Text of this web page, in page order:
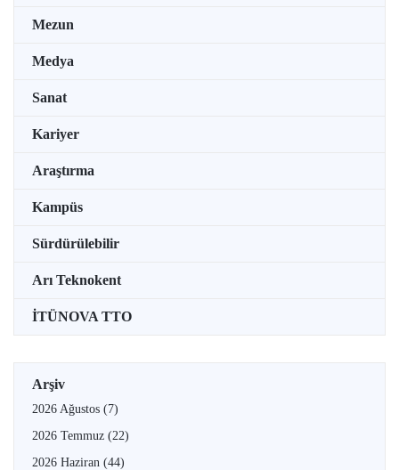
Mezun
Medya
Sanat
Kariyer
Araştırma
Kampüs
Sürdürülebilir
Arı Teknokent
İTÜNOVA TTO
Arşiv
2026 Ağustos (7)
2026 Temmuz (22)
2026 Haziran (44)